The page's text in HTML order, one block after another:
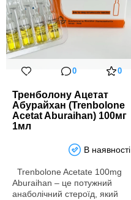
0 0
Тренболону Ацетат
Абурайхан (Trenbolone
Acetat Aburaihan) 100мг
1мл
В наявності
Trenbolone Acetate 100mg
Aburaihan – це потужний
анаболічний стероїд, який